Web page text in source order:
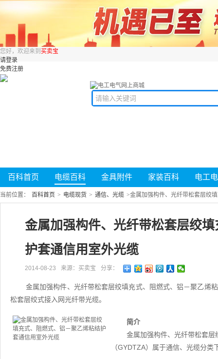
您好，欢迎来到 买卖宝
请登录
免费注册
百科首页 电缆百科 金具附件 家装百科 电工
当前位置： 百科首页 > 电缆现货 > 通信、光缆 >金属加强构件、光纤带松套层绞
金属加强构件、光纤带松套层绞
护套通信用室外光缆
2014-08-23 来源：买卖宝 分享：
金属加强构件、光纤带松套层绞填充式、阻燃式、铝－聚乙烯
松套层绞式接入网光纤带光缆。
简介
金属加强构件、光纤带松套
（GYDTZA）属于通信、光缆分